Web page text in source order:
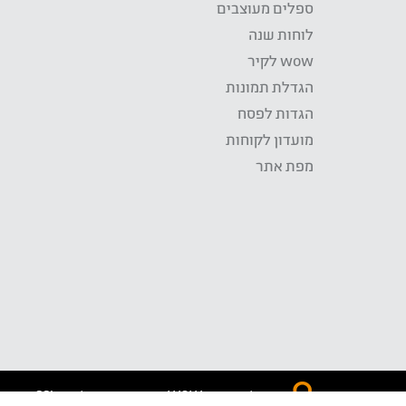
ספלים מעוצבים
לוחות שנה
wow לקיר
הגדלת תמונות
הגדות לפסח
מועדון לקוחות
מפת אתר
התשלום באתר WOW מאובטח בטכנולוגית SSL